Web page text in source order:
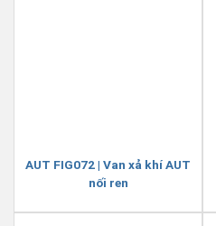
AUT FIG072 | Van xả khí AUT
nối ren